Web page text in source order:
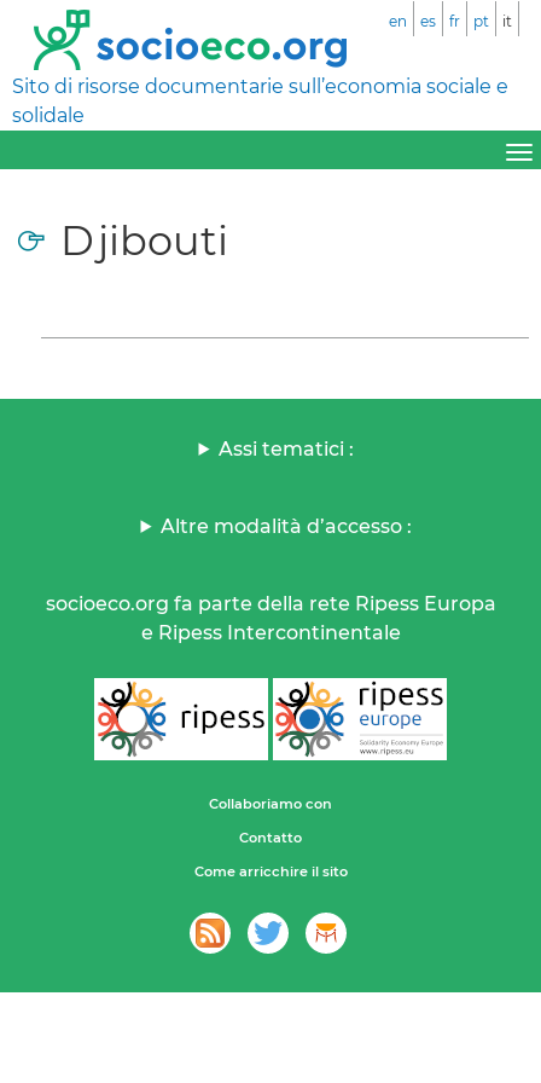
Sito di risorse documentarie sull’economia sociale e
solidale
en es fr pt it
Djibouti
Assi tematici :
Altre modalità d’accesso :
socioeco.org fa parte della rete Ripess Europa
e Ripess Intercontinentale
Collaboriamo con
Contatto
Come arricchire il sito